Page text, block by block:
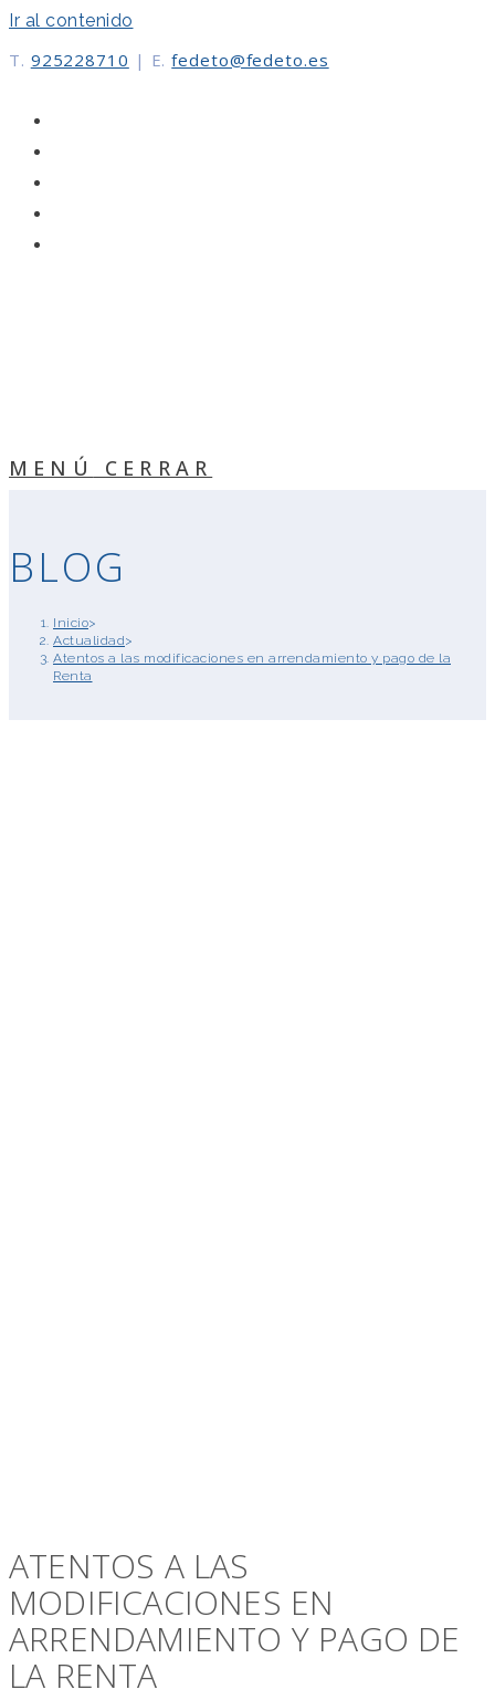
Ir al contenido
T. 925228710 | E. fedeto@fedeto.es
MENÚ CERRAR
BLOG
Inicio>
Actualidad>
Atentos a las modificaciones en arrendamiento y pago de la
Renta
ATENTOS A LAS
MODIFICACIONES EN
ARRENDAMIENTO Y PAGO DE
LA RENTA